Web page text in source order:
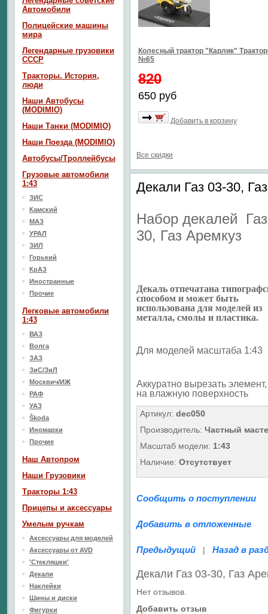
Колесный трактор "Карлик"
№65
820
650 руб
Добавить в корзину
Все скидки
Декали Газ 03-30,
Набор декалей
30, Газ Аремкуз
Декаль отпечатана
способом и может быть
использована для моделей из
металла, смолы и пластика.
Для моделей масштаба 1:43
Аккуратно вырезать
на влажную поверхность
Артикул: dec050
Производитель: Частный
Масштаб модели: 1:43
Наличие: Отсутствует
Сообщить о поступлении
Добавить в отложенные
Предыдущий | Назад в
Декали Газ 03-30, Газ
Нет отзывов.
Добавить отзыв
Автомобили
Полицейские машины
мира
Легендарные грузовики
СССР
Тракторы. История,
люди
Наши Автобусы
(MODIMIO)
Наши Танки (MODIMIO)
Наши Поезда (MODIMIO)
Автобусы/Троллейбусы
Грузовые автомобили
1:43
ЗИС
Камский
МАЗ
УРАЛ
ЗИЛ
Горький
КрАЗ
Иностранные
Прочие
Легковые автомобили
1:43
ВАЗ
Волга
ЗАЗ
ЗиС/ЗиЛ
Москвич/ИЖ
РАФ
УАЗ
Škoda
Иномарки
Прочие
Наш Aвтопром
Наши Грузовики
Тракторы 1:43
Прицепы и аксессуары
Умелым ручкам
Аксессуары для моделей
Аксессуары от AVD
'Стекляшки'
Декали
Наклейки
Шины и диски
Фигурки